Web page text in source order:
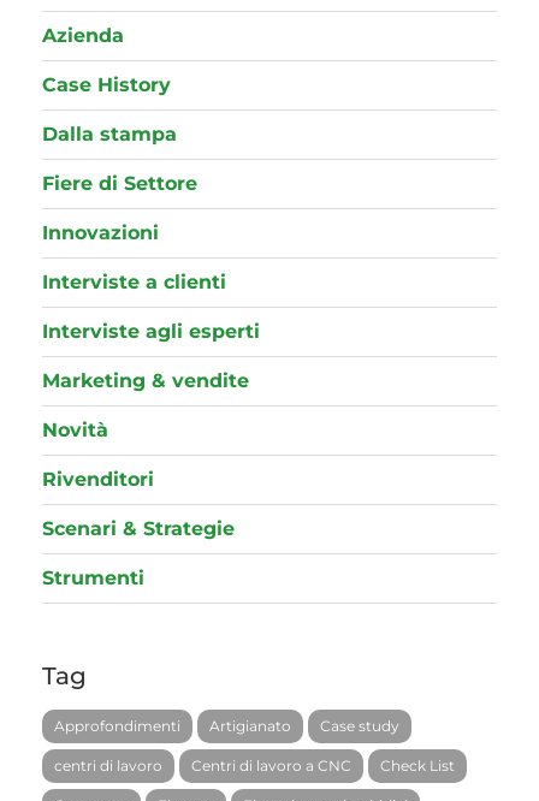
Azienda
Case History
Dalla stampa
Fiere di Settore
Innovazioni
Interviste a clienti
Interviste agli esperti
Marketing & vendite
Novità
Rivenditori
Scenari & Strategie
Strumenti
Tag
Approfondimenti Artigianato Case study
centri di lavoro Centri di lavoro a CNC Check List